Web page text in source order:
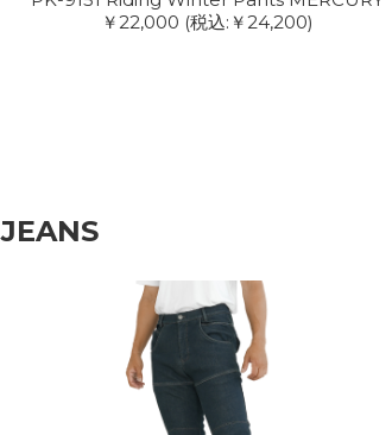
￥22,000 (税込:￥24,200)
JEANS